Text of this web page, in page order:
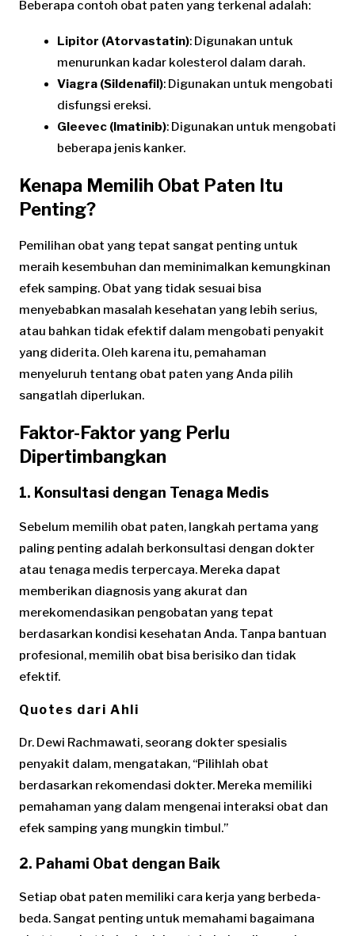
Beberapa contoh obat paten yang terkenal adalah:
Lipitor (Atorvastatin): Digunakan untuk
menurunkan kadar kolesterol dalam darah.
Viagra (Sildenafil): Digunakan untuk mengobati
disfungsi ereksi.
Gleevec (Imatinib): Digunakan untuk mengobati
beberapa jenis kanker.
Kenapa Memilih Obat Paten Itu
Penting?
Pemilihan obat yang tepat sangat penting untuk
meraih kesembuhan dan meminimalkan kemungkinan
efek samping. Obat yang tidak sesuai bisa
menyebabkan masalah kesehatan yang lebih serius,
atau bahkan tidak efektif dalam mengobati penyakit
yang diderita. Oleh karena itu, pemahaman
menyeluruh tentang obat paten yang Anda pilih
sangatlah diperlukan.
Faktor-Faktor yang Perlu
Dipertimbangkan
1. Konsultasi dengan Tenaga Medis
Sebelum memilih obat paten, langkah pertama yang
paling penting adalah berkonsultasi dengan dokter
atau tenaga medis terpercaya. Mereka dapat
memberikan diagnosis yang akurat dan
merekomendasikan pengobatan yang tepat
berdasarkan kondisi kesehatan Anda. Tanpa bantuan
profesional, memilih obat bisa berisiko dan tidak
efektif.
Quotes dari Ahli
Dr. Dewi Rachmawati, seorang dokter spesialis
penyakit dalam, mengatakan, “Pilihlah obat
berdasarkan rekomendasi dokter. Mereka memiliki
pemahaman yang dalam mengenai interaksi obat dan
efek samping yang mungkin timbul.”
2. Pahami Obat dengan Baik
Setiap obat paten memiliki cara kerja yang berbeda-
beda. Sangat penting untuk memahami bagaimana